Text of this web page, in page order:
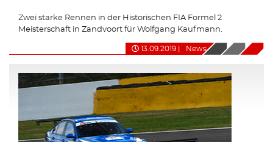
Zwei starke Rennen in der Historischen FIA Formel 2
Meisterschaft in Zandvoort für Wolfgang Kaufmann.
13.09.2019 News